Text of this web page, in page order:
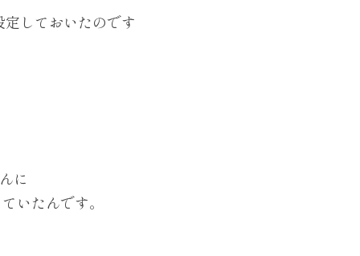
しておいたのです
に
いたんです。